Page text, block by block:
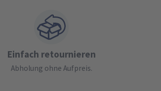
Einfach retournieren
Abholung ohne Aufpreis.